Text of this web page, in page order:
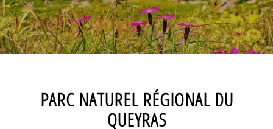
PARC NATUREL RÉGIONAL DU
QUEYRAS